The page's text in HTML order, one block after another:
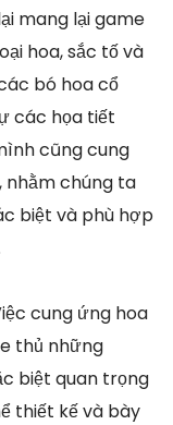
mang lại game
hoa, sắc tố và
bó hoa cổ
các họa tiết
cũng cung
nhằm chúng ta
biệt và phù hợp
cung ứng hoa
thủ những
biệt quan trọng
thiết kế và bày